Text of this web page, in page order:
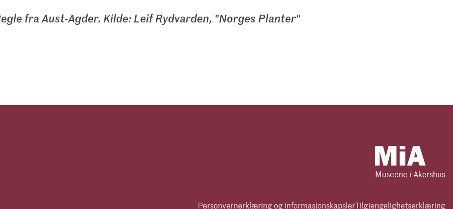
fra Aust-Agder. Kilde: Leif Rydvarden, "Norges Planter"
Personvernerklæring og informasjonskapslerTilgjengelighetserklæring
Museene i Akershus